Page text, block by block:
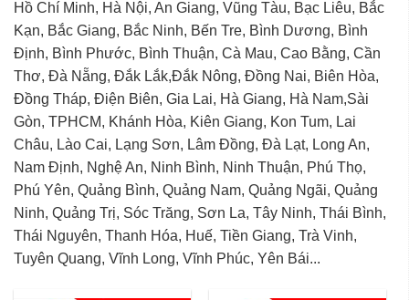
Hồ Chí Minh, Hà Nội, An Giang, Vũng Tàu, Bạc Liêu, Bắc
Kạn, Bắc Giang, Bắc Ninh, Bến Tre, Bình Dương, Bình
Định, Bình Phước, Bình Thuận, Cà Mau, Cao Bằng, Cần
Thơ, Đà Nẵng, Đắk Lắk,Đắk Nông, Đồng Nai, Biên Hòa,
Đồng Tháp, Điện Biên, Gia Lai, Hà Giang, Hà Nam,Sài
Gòn, TPHCM, Khánh Hòa, Kiên Giang, Kon Tum, Lai
Châu, Lào Cai, Lạng Sơn, Lâm Đồng, Đà Lạt, Long An,
Nam Định, Nghệ An, Ninh Bình, Ninh Thuận, Phú Thọ,
Phú Yên, Quảng Bình, Quảng Nam, Quảng Ngãi, Quảng
Ninh, Quảng Trị, Sóc Trăng, Sơn La, Tây Ninh, Thái Bình,
Thái Nguyên, Thanh Hóa, Huế, Tiền Giang, Trà Vinh,
Tuyên Quang, Vĩnh Long, Vĩnh Phúc, Yên Bái...